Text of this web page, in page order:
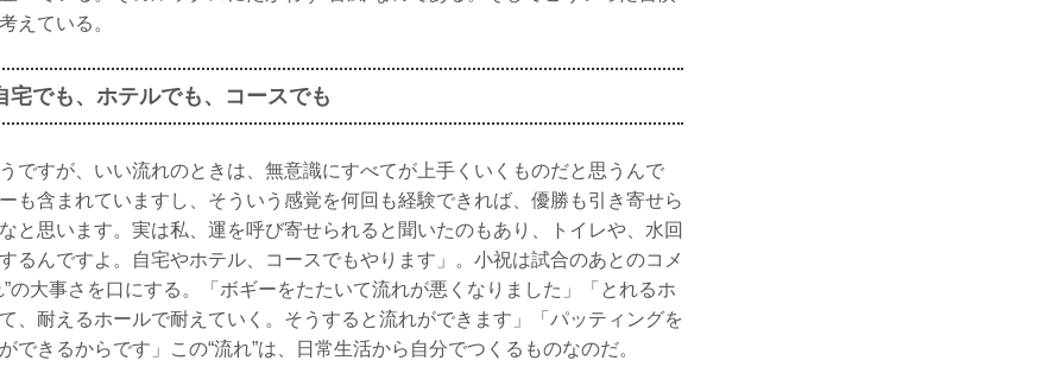
えている。
宅でも、ホテルでも、コースでも
ですが、いい流れのときは、無意識にすべてが上手くいくものだと思うんで
も含まれていますし、そういう感覚を何回も経験できれば、優勝も引き寄せら
と思います。実は私、運を呼び寄せられると聞いたのもあり、トイレや、水回
るんですよ。自宅やホテル、コースでもやります」。小祝は試合のあとのコメ
”の大事さを口にする。「ボギーをたたいて流れが悪くなりました」「とれるホ
、耐えるホールで耐えていく。そうすると流れができます」「パッティングを
できるからです」この“流れ”は、日常生活から自分でつくるものなのだ。